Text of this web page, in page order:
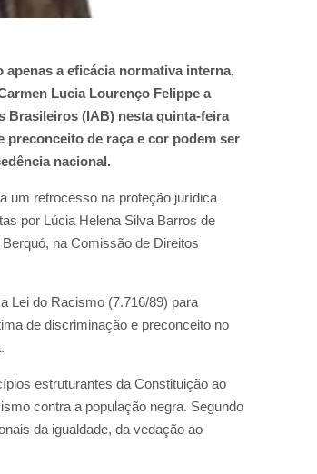
a eficácia normativa interna,
Lucia Lourenço Felippe a
Brasileiros (IAB) nesta quinta-feira
preconceito de raça e cor podem ser
nacional.
um retrocesso na proteção jurídica
por Lúcia Helena Silva Barros de
na Comissão de Direitos
Lei do Racismo (7.716/89) para
de discriminação e preconceito no
estruturantes da Constituição ao
contra a população negra. Segundo
da igualdade, da vedação ao